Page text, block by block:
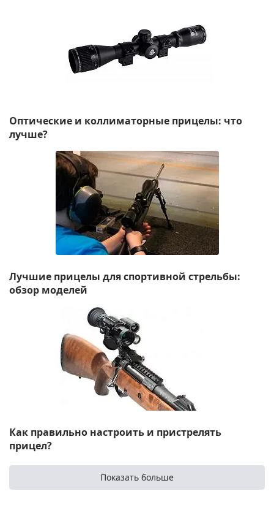
Оптические и коллиматорные прицелы: что
лучше?
Лучшие прицелы для спортивной стрельбы:
обзор моделей
Как правильно настроить и пристрелять
прицел?
Показать больше